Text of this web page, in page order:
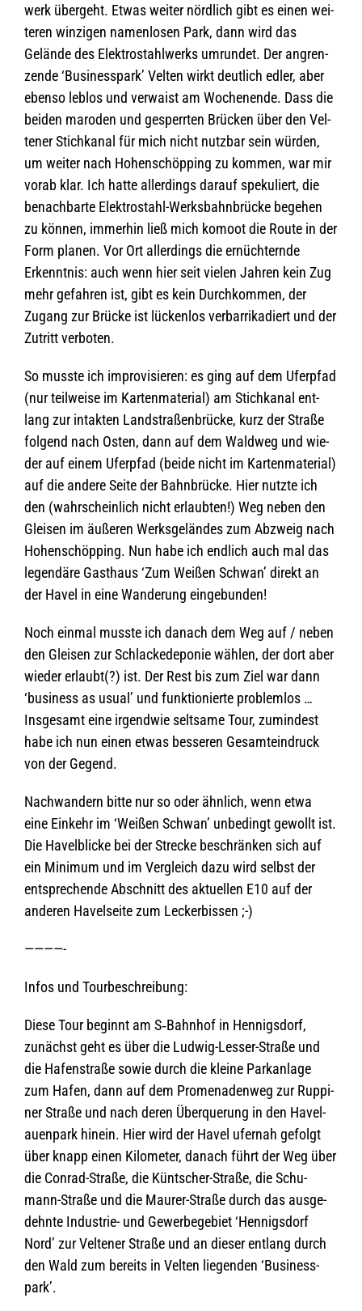
werk über­geht. Etwas wei­ter nörd­lich gibt es einen wei­
te­ren win­zi­gen namen­lo­sen Park, dann wird das
Gelände des Elek­tro­stahl­werks umrun­det. Der angren­
zende ‘Busi­ness­park’ Vel­ten wirkt deut­lich edler, aber
ebenso leb­los und ver­waist am Wochen­ende. Dass die
bei­den maro­den und gesperr­ten Brü­cken über den Vel­
te­ner Stich­ka­nal für mich nicht nutz­bar sein wür­den,
um wei­ter nach Hohen­schöp­ping zu kom­men, war mir
vorab klar. Ich hatte aller­dings dar­auf spe­ku­liert, die
benach­barte Elek­tro­stahl-Werks­bahn­brü­cke bege­hen
zu kön­nen, immer­hin ließ mich komoot die Route in der
Form pla­nen. Vor Ort aller­dings die ernüch­ternde
Erkennt­nis: auch wenn hier seit vie­len Jah­ren kein Zug
mehr gefah­ren ist, gibt es kein Durch­kom­men, der
Zugang zur Brü­cke ist lücken­los ver­bar­ri­ka­diert und der
Zutritt verboten.
So musste ich impro­vi­sie­ren: es ging auf dem Ufer­pfad
(nur teil­weise im Kar­ten­ma­te­rial) am Stich­ka­nal ent­
lang zur intak­ten Land­stra­ßen­brü­cke, kurz der Straße
fol­gend nach Osten, dann auf dem Wald­weg und wie­
der auf einem Ufer­pfad (beide nicht im Kar­ten­ma­te­rial)
auf die andere Seite der Bahn­brü­cke. Hier nutzte ich
den (wahr­schein­lich nicht erlaub­ten!) Weg neben den
Glei­sen im äuße­ren Werks­ge­län­des zum Abzweig nach
Hohen­schöp­ping. Nun habe ich end­lich auch mal das
legen­däre Gast­haus ‘Zum Wei­ßen Schwan’ direkt an
der Havel in eine Wan­de­rung eingebunden!
Noch ein­mal musste ich danach dem Weg auf / neben
den Glei­sen zur Schla­cke­de­po­nie wäh­len, der dort aber
wie­der erlaubt(?) ist. Der Rest bis zum Ziel war dann
‘busi­ness as usual’ und funk­tio­nierte problemlos …
Ins­ge­samt eine irgend­wie selt­same Tour, zumin­dest
habe ich nun einen etwas bes­se­ren Gesamt­ein­druck
von der Gegend.
Nach­wan­dern bitte nur so oder ähn­lich, wenn etwa
eine Ein­kehr im ‘Wei­ßen Schwan’ unbe­dingt gewollt ist.
Die Havel­bli­cke bei der Stre­cke beschrän­ken sich auf
ein Mini­mum und im Ver­gleich dazu wird selbst der
ent­spre­chende Abschnitt des aktu­el­len E10 auf der
ande­ren Havel­seite zum Leckerbissen ;-)
————-
Infos und Tourbeschreibung:
Diese Tour beginnt am S‑Bahnhof in Hen­nigs­dorf,
zunächst geht es über die Lud­wig-Les­ser-Straße und
die Hafen­straße sowie durch die kleine Park­an­lage
zum Hafen, dann auf dem Pro­me­na­den­weg zur Rup­pi­
ner Straße und nach deren Über­que­rung in den Havel­
au­en­park hin­ein. Hier wird der Havel ufer­nah gefolgt
über knapp einen Kilo­me­ter, danach führt der Weg über
die Con­rad-Straße, die Künt­scher-Straße, die Schu­
mann-Straße und die Mau­rer-Straße durch das aus­ge­
dehnte Indus­trie- und Gewer­be­ge­biet ‘Hen­nigs­dorf
Nord’ zur Vel­te­ner Straße und an die­ser ent­lang durch
den Wald zum bereits in Vel­ten lie­gen­den ‘Busi­ness­
park’.